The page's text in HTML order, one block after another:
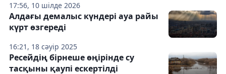
17:56, 10 шілде 2026
16:21, 18 сәуір 2025
Алдағы демалыс күндері ауа райы
күрт өзгереді
Ресейдің бірнеше өңірінде су
тасқыны қаупі ескертілді